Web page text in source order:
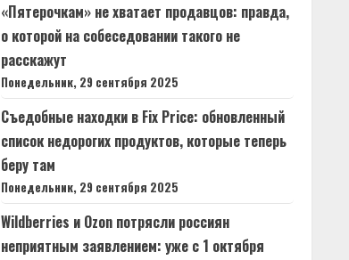
«Пятерочкам» не хватает продавцов: правда,
о которой на собеседовании такого не
расскажут
Понедельник, 29 сентября 2025
Съедобные находки в Fix Price: обновленный
список недорогих продуктов, которые теперь
беру там
Понедельник, 29 сентября 2025
Wildberries и Ozon потрясли россиян
неприятным заявлением: уже с 1 октября